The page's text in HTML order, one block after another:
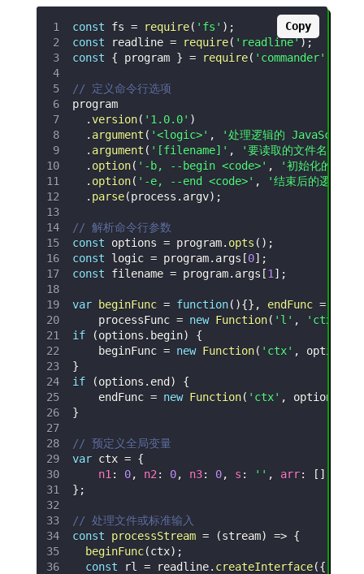
const fs = require( 'fs' ) ;
const readline = require( 'readline');
const
{ program } = require( 'commander'
// 定义命令行选项
program
.version( '1.0.0' )
. argument ( '<logic>' ,
'处理逻辑的 JavaScript
. argument ( '[filename]' , '要读取的文件名'
. option( '-b, --begin <code>' ,
'初始化的逻辑
. option( '-e, --end <code>' ,
'结束后的逻辑代
. parse(process . argv) ;
// 解析命令行参数
const options = program. opts ( ) ;
const logic = program. args [0] ;
const filename = program. args [1 ] ;
var beginFunc = function( ){} , endFunc =
    processFunc
= new Function( 'l' , 'ctx'
if
(options . begin)
{
    beginFunc
= new Function( 'ctx' , options
}
if
(options . end)
{
    endFunc
= new Function( 'ctx' , options
}
// 预定义全局变量
var ctx = {
n1 : 0, n2 : 0, n3: 0, s : '' , arr: [ ]
} ;
// 处理文件或标准输入
const
processStream = (stream) => {
beginFunc(ctx) ;
const rl = readline. createInterface({
Copy